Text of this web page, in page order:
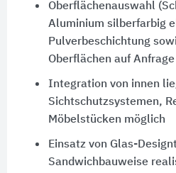
Oberflächenauswahl
Aluminium silberfarbig
Pulverbeschichtung
Oberflächen auf Anfrage
Integration von innen
Sichtschutzsystemen,
Möbelstücken möglich
Einsatz von Glas-
Sandwichbauweise